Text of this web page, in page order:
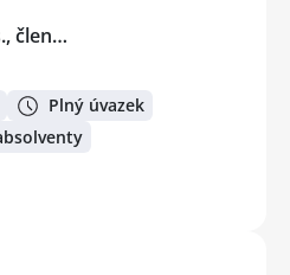
člen…
Plný úvazek